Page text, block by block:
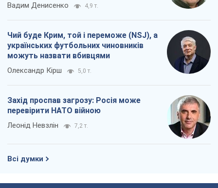
Вадим Денисенко 4,9 т.
Чий буде Крим, той і переможе (NSJ), а
українських футбольних чиновників
можуть назвати вбивцями
Олександр Кірш 5,0 т.
Захід проспав загрозу: Росія може
перевірити НАТО війною
Леонід Невзлін 7,2 т.
Всі думки